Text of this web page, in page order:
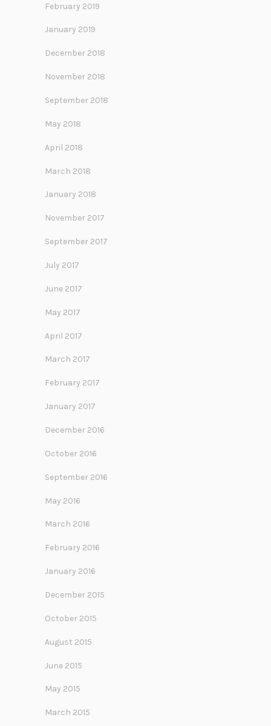
February 2019
January 2019
December 2018
November 2018
September 2018
May 2018
April 2018
March 2018
January 2018
November 2017
September 2017
July 2017
June 2017
May 2017
April 2017
March 2017
February 2017
January 2017
December 2016
October 2016
September 2016
May 2016
March 2016
February 2016
January 2016
December 2015
October 2015
August 2015
June 2015
May 2015
March 2015